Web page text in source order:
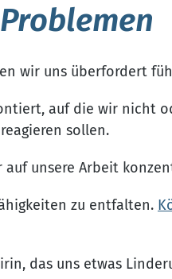
wir uns überfordert
auf die wir nicht
sollen.
unsere Arbeit
zu entfalten.
das uns etwas